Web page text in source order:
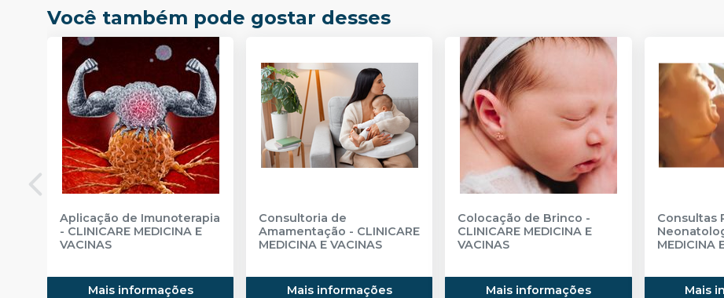
Você também pode gostar desses
Aplicação de Imunoterapia
- CLINICARE MEDICINA E
VACINAS
Mais informações
Consultoria de
Amamentação - CLINICARE
MEDICINA E VACINAS
Mais informações
Colocação de Brinco -
CLINICARE MEDICINA E
VACINAS
Mais informações
Consultas
MEDICINA
Mais